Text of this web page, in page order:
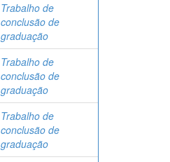
Trabalho de
conclusão de
graduação
Trabalho de
conclusão de
graduação
Trabalho de
conclusão de
graduação